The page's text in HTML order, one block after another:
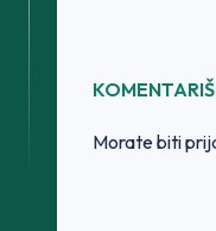
Morate biti